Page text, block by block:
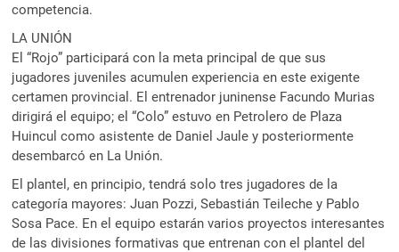
competencia.
LA UNIÓN
El “Rojo” participará con la meta principal de que sus
jugadores juveniles acumulen experiencia en este exigente
certamen provincial. El entrenador juninense Facundo Murias
dirigirá el equipo; el “Colo” estuvo en Petrolero de Plaza
Huincul como asistente de Daniel Jaule y posteriormente
desembarcó en La Unión.
El plantel, en principio, tendrá solo tres jugadores de la
categoría mayores: Juan Pozzi, Sebastián Teileche y Pablo
Sosa Pace. En el equipo estarán varios proyectos interesantes
de las divisiones formativas que entrenan con el plantel del